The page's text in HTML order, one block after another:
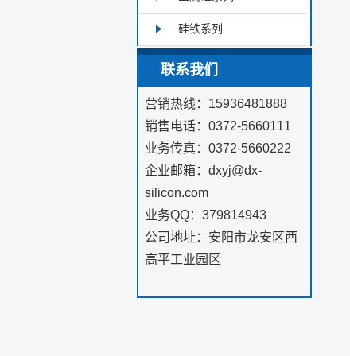
硅铁系列
联系我们
营销热线：15936481888
销售电话：0372-5660111
业务传真：0372-5660222
企业邮箱：dxyj@dx-
silicon.com
业务QQ：379814943
公司地址：安阳市龙安区西
高平工业园区